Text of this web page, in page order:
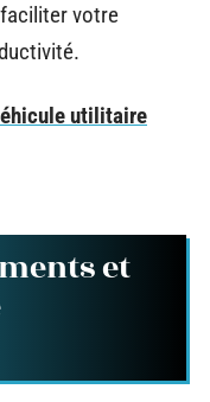
votre
utilitaire
et